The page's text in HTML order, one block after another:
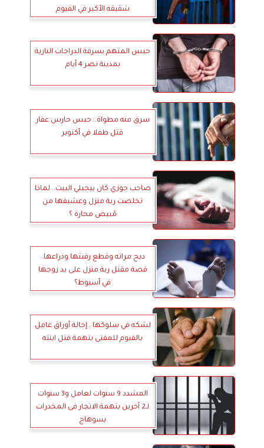
شقيقه الأكبر في الفيوم
حبس المتهم بسرقة الدراجات النارية
بمدينة نصر 4 أيام
سرق منه مطواة.. حبس حارس عقار
قتل طفلا في أكتوبر
صاحب جوزي كان بيجيلي البيت.. لماذا
تخلصت ربة منزل وعشيقها من
مُبيض محارة ؟
دبح مراته وقطع رقبتها وذراعها..
قصة مقتل ربة منزل على يد زوجها
في أسيوط؟
لشكه في سلوكها ..إحالة أوراق عامل
بالفيوم للمفتى بتهمة قتل ابنته
المشدد 9 سنوات لعامل و3 سنوات
لـ2 آخرين بتهمة الاتجار فى المخدرات
بسوهاج